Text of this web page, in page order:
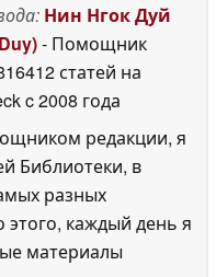
Нин Нгок Дуй
- Помощник
статей на
c 2008 года
редакции, я
Библиотеки, в
разных
каждый день я
материалы